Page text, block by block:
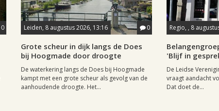
0 Leiden, 8 augustus 2026, 13:16 0
Grote scheur in dijk langs de Does
bij Hoogmade door droogte
De waterkering langs de Does bij Hoogmade
kampt met een grote scheur als gevolg van de
aanhoudende droogte. Het...
Regio, , 8
'Blijf in
De Leidse
vraagt aandacht
Dat doet de...